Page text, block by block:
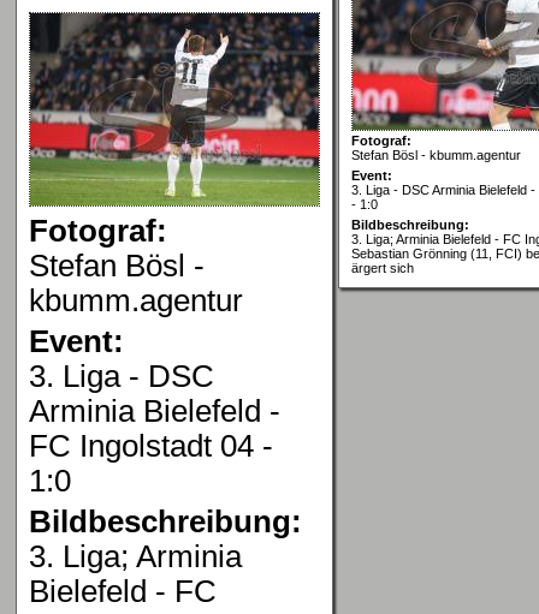
Fotograf:
Stefan Bösl -
kbumm.agentur
Event:
3. Liga - DSC
Arminia Bielefeld -
FC Ingolstadt 04 -
1:0
Bildbeschreibung:
3. Liga; Arminia
Bielefeld - FC
Fotograf:
Stefan Bösl - kbumm.agentur
Event:
3. Liga - DSC Arminia Bielefeld
- 1:0
Bildbeschreibung:
3. Liga; Arminia Bielefeld - FC
Sebastian Grönning (11, FCI)
ärgert sich